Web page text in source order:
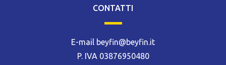
CONTATTI
E-mail beyfin@beyfin.it
P. IVA 03876950480